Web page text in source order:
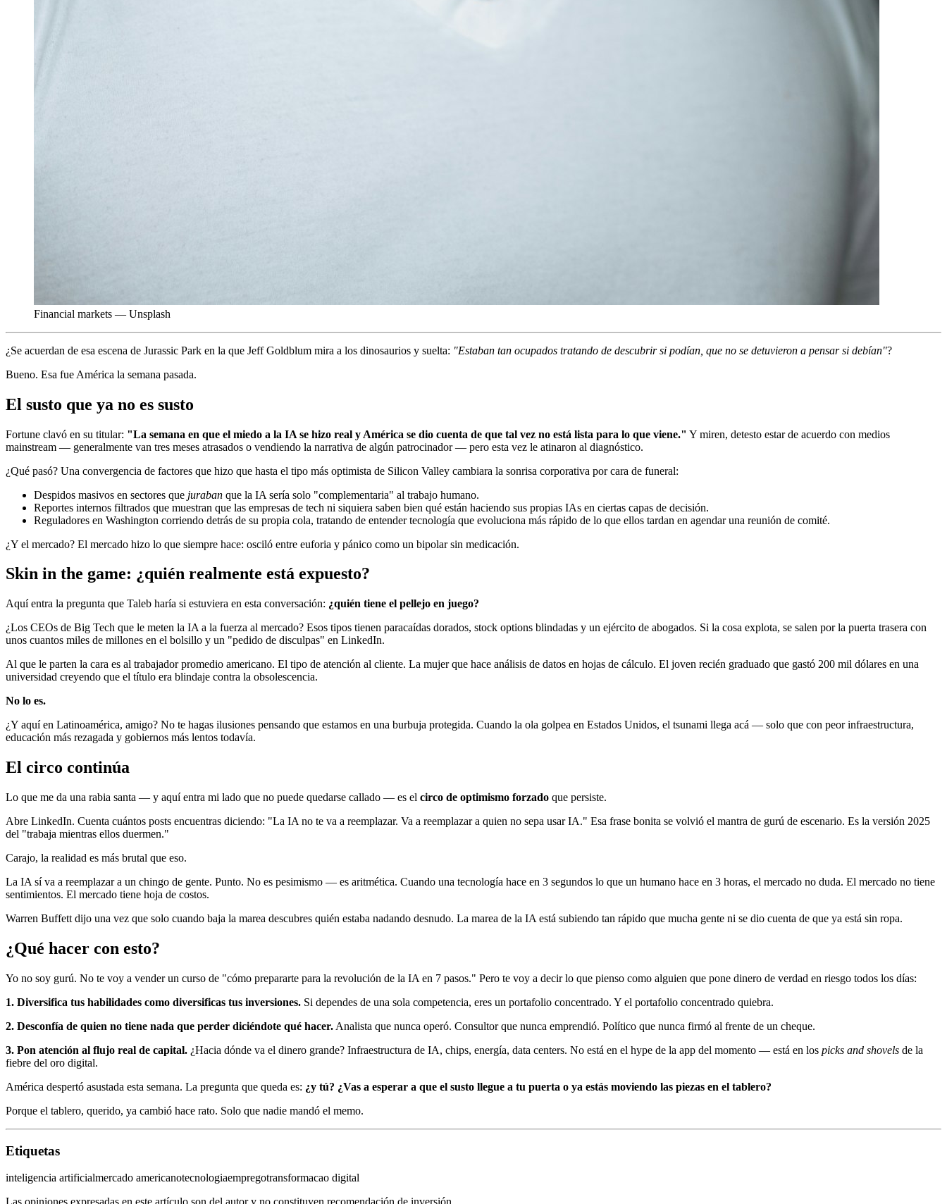
Financial markets — Unsplash
¿Se acuerdan de esa escena de Jurassic Park en la que Jeff Goldblum mira a los dinosaurios y suelta: "Estaban tan ocupados tratando de descubrir si podían, que no se detuvieron a pensar si debían"?
Bueno. Esa fue América la semana pasada.
El susto que ya no es susto
Fortune clavó en su titular: "La semana en que el miedo a la IA se hizo real y América se dio cuenta de que tal vez no está lista para lo que viene." Y miren, detesto estar de acuerdo con medios
mainstream — generalmente van tres meses atrasados o vendiendo la narrativa de algún patrocinador — pero esta vez le atinaron al diagnóstico.
¿Qué pasó? Una convergencia de factores que hizo que hasta el tipo más optimista de Silicon Valley cambiara la sonrisa corporativa por cara de funeral:
Despidos masivos en sectores que juraban que la IA sería solo "complementaria" al trabajo humano.
Reportes internos filtrados que muestran que las empresas de tech ni siquiera saben bien qué están haciendo sus propias IAs en ciertas capas de decisión.
Reguladores en Washington corriendo detrás de su propia cola, tratando de entender tecnología que evoluciona más rápido de lo que ellos tardan en agendar una reunión de comité.
¿Y el mercado? El mercado hizo lo que siempre hace: osciló entre euforia y pánico como un bipolar sin medicación.
Skin in the game: ¿quién realmente está expuesto?
Aquí entra la pregunta que Taleb haría si estuviera en esta conversación: ¿quién tiene el pellejo en juego?
¿Los CEOs de Big Tech que le meten la IA a la fuerza al mercado? Esos tipos tienen paracaídas dorados, stock options blindadas y un ejército de abogados. Si la cosa explota, se salen por la puerta trasera con
unos cuantos miles de millones en el bolsillo y un "pedido de disculpas" en LinkedIn.
Al que le parten la cara es al trabajador promedio americano. El tipo de atención al cliente. La mujer que hace análisis de datos en hojas de cálculo. El joven recién graduado que gastó 200 mil dólares en una
universidad creyendo que el título era blindaje contra la obsolescencia.
No lo es.
¿Y aquí en Latinoamérica, amigo? No te hagas ilusiones pensando que estamos en una burbuja protegida. Cuando la ola golpea en Estados Unidos, el tsunami llega acá — solo que con peor infraestructura,
educación más rezagada y gobiernos más lentos todavía.
El circo continúa
Lo que me da una rabia santa — y aquí entra mi lado que no puede quedarse callado — es el circo de optimismo forzado que persiste.
Abre LinkedIn. Cuenta cuántos posts encuentras diciendo: "La IA no te va a reemplazar. Va a reemplazar a quien no sepa usar IA." Esa frase bonita se volvió el mantra de gurú de escenario. Es la versión 2025
del "trabaja mientras ellos duermen."
Carajo, la realidad es más brutal que eso.
La IA sí va a reemplazar a un chingo de gente. Punto. No es pesimismo — es aritmética. Cuando una tecnología hace en 3 segundos lo que un humano hace en 3 horas, el mercado no duda. El mercado no tiene
sentimientos. El mercado tiene hoja de costos.
Warren Buffett dijo una vez que solo cuando baja la marea descubres quién estaba nadando desnudo. La marea de la IA está subiendo tan rápido que mucha gente ni se dio cuenta de que ya está sin ropa.
¿Qué hacer con esto?
Yo no soy gurú. No te voy a vender un curso de "cómo prepararte para la revolución de la IA en 7 pasos." Pero te voy a decir lo que pienso como alguien que pone dinero de verdad en riesgo todos los días:
1. Diversifica tus habilidades como diversificas tus inversiones. Si dependes de una sola competencia, eres un portafolio concentrado. Y el portafolio concentrado quiebra.
2. Desconfía de quien no tiene nada que perder diciéndote qué hacer. Analista que nunca operó. Consultor que nunca emprendió. Político que nunca firmó al frente de un cheque.
3. Pon atención al flujo real de capital. ¿Hacia dónde va el dinero grande? Infraestructura de IA, chips, energía, data centers. No está en el hype de la app del momento — está en los picks and shovels de la
fiebre del oro digital.
América despertó asustada esta semana. La pregunta que queda es: ¿y tú? ¿Vas a esperar a que el susto llegue a tu puerta o ya estás moviendo las piezas en el tablero?
Porque el tablero, querido, ya cambió hace rato. Solo que nadie mandó el memo.
Etiquetas
inteligencia artificialmercado americanotecnologiaempregotransformacao digital